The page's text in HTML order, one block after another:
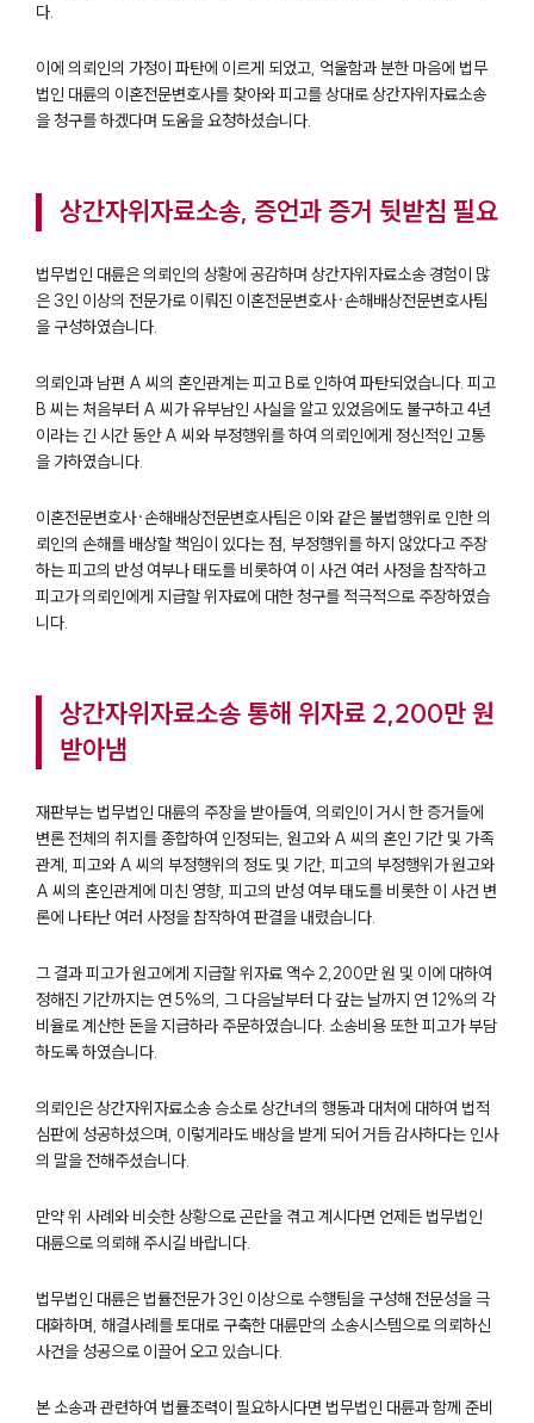
부소개
대륜의 강점
오시는 길
글로벌 파트너 로펌
AI대륜
이혼 주요 업무사례
사례분석/최신동향
법률지식인
이혼소송·상담후기
업무분야
다.
이에 의뢰인의 가정이 파탄에 이르게 되었고, 억울함과 분한 마음에 법무
법인 대륜의 이혼전문변호사를 찾아와 피고를 상대로 상간자위자료소송
을 청구를 하겠다며 도움을 요청하셨습니다.
상간자위자료소송, 증언과 증거 뒷받침 필요
법무법인 대륜은 의뢰인의 상황에 공감하며 상간자위자료소송 경험이 많
은 3인 이상의 전문가로 이뤄진 이혼전문변호사·손해배상전문변호사팀
을 구성하였습니다.
의뢰인과 남편 A 씨의 혼인관계는 피고 B로 인하여 파탄되었습니다. 피고
B 씨는 처음부터 A 씨가 유부남인 사실을 알고 있었음에도 불구하고 4년
이라는 긴 시간 동안 A 씨와 부정행위를 하여 의뢰인에게 정신적인 고통
을 가하였습니다.
이혼전문변호사·손해배상전문변호사팀은 이와 같은 불법행위로 인한 의
뢰인의 손해를 배상할 책임이 있다는 점, 부정행위를 하지 않았다고 주장
하는 피고의 반성 여부나 태도를 비롯하여 이 사건 여러 사정을 참작하고
피고가 의뢰인에게 지급할 위자료에 대한 청구를 적극적으로 주장하였습
니다.
상간자위자료소송 통해 위자료 2,200만 원
받아냄
재판부는 법무법인 대륜의 주장을 받아들여, 의뢰인이 거시 한 증거들에
변론 전체의 취지를 종합하여 인정되는, 원고와 A 씨의 혼인 기간 및 가족
관계, 피고와 A 씨의 부정행위의 정도 및 기간, 피고의 부정행위가 원고와
A 씨의 혼인관계에 미친 영향, 피고의 반성 여부 태도를 비롯한 이 사건 변
론에 나타난 여러 사정을 참작하여 판결을 내렸습니다.
그 결과 피고가 원고에게 지급할 위자료 액수 2,200만 원 및 이에 대하여
정해진 기간까지는 연 5%의, 그 다음날부터 다 갚는 날까지 연 12%의 각
비율로 계산한 돈을 지급하라 주문하였습니다. 소송비용 또한 피고가 부담
하도록 하였습니다.
의뢰인은 상간자위자료소송 승소로 상간녀의 행동과 대처에 대하여 법적
심판에 성공하셨으며, 이렇게라도 배상을 받게 되어 거듭 감사하다는 인사
의 말을 전해주셨습니다.
만약 위 사례와 비슷한 상황으로 곤란을 겪고 계시다면 언제든 법무법인
대륜으로 의뢰해 주시길 바랍니다.
법무법인 대륜은 법률전문가 3인 이상으로 수행팀을 구성해 전문성을 극
대화하며, 해결사례를 토대로 구축한 대륜만의 소송시스템으로 의뢰하신
사건을 성공으로 이끌어 오고 있습니다.
본 소송과 관련하여 법률조력이 필요하시다면 법무법인 대륜과 함께 준비